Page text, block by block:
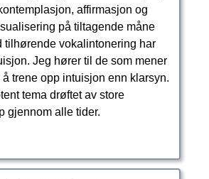
affirmasjon og
på tiltagende måne
tilhørende vokalintonering har
Jeg hører til de som mener
å trene opp intuisjon enn klarsyn.
tema drøftet av store
gjennom alle tider.